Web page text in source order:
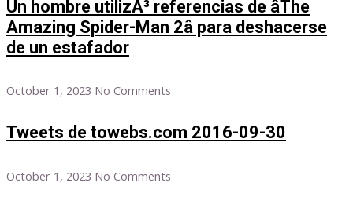
Un hombre utilizÃ³ referencias de âThe
Amazing Spider-Man 2â para deshacerse
de un estafador
October 1, 2023 No Comments
Tweets de towebs.com 2016-09-30
October 1, 2023 No Comments